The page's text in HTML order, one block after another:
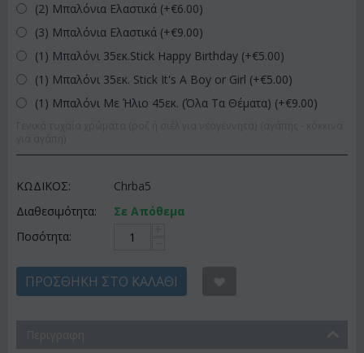
(2) Μπαλόνια Ελαστικά (+€6.00)
(3) Μπαλόνια Ελαστικά (+€9.00)
(1) Μπαλόνι 35εκ.Stick Happy Birthday (+€5.00)
(1) Μπαλόνι 35εκ. Stick It's A Boy or Girl (+€5.00)
(1) Μπαλόνι Με Ήλιο 45εκ. (Όλα Τα Θέματα) (+€9.00)
ΚΩΔΙΚΟΣ:
Chrba5
Διαθεσιμότητα:
Σε Απόθεμα
Ποσότητα:
ΠΡΟΣΘΉΚΗ ΣΤΟ ΚΑΛΆΘΙ